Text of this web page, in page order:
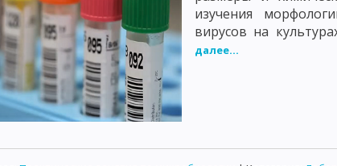
ОПУХОЛЕЙ АКТИНОМИЦЕТЫ ПАТОГЕННЫЕ ГРИБЫ
МАЛЯРИИ ДИЗЕНТЕРИЙНАЯ АМЕБА
САНИТАРНО-БАКТЕРИОЛОГИЧЕСКОЕ
ВОДЫ НА ОПРЕДЕЛЕНИЕ САНИТАРНО-ПОКАЗАТЕЛЬНЫХ
- БАКТЕРИОЛОГИЧЕСКОЕ ИССЛЕДОВАНИЕ ПИЩЕВЫХ
изучения
вирусов на
далее...